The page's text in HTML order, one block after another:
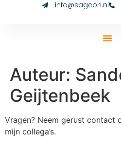
info@sageon.nl
Auteur:
Geijtenbeek
Vragen? Neem gerust contact
mijn collega’s.